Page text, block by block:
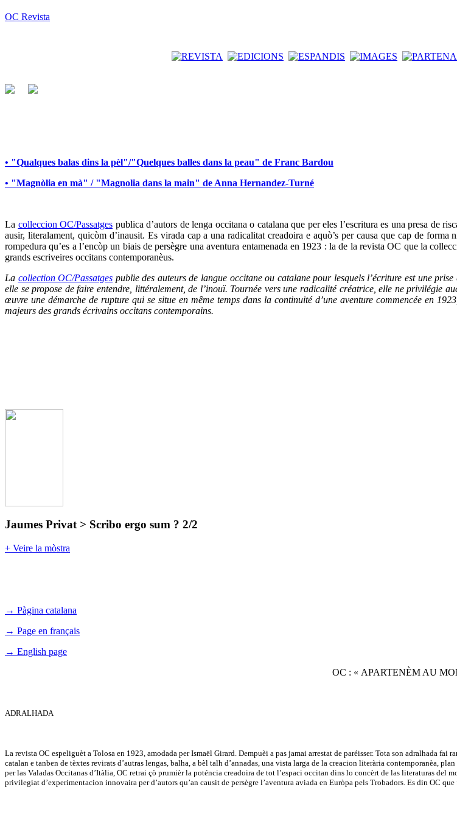
OC Revista
• "Qualques balas dins la pèl"/"Quelques balles dans la peau" de Franc Bardou
• "Magnòlia en mà" / "Magnolia dans la main" de Anna Hernandez-Turné
La colleccion OC/Passatges publica d’autors de lenga occitana o catalana que per eles l’escritura es una presa de
ausir, literalament, quicòm d’inausit. Es virada cap a una radicalitat creadoira e aquò’s per causa que cap de
rompedura qu’es a l’encòp un biais de persègre una aventura entamenada en 1923 : la de la revista OC que la
grands escriveires occitans contemporanèus.
La collection OC/Passatges publie des auteurs de langue occitane ou catalane pour lesquels l’écriture est une
elle se propose de faire entendre, littéralement, de l’inouï. Tournée vers une radicalité créatrice, elle ne privilégie
œuvre une démarche de rupture qui se situe en même temps dans la continuité d’une aventure commencée en
majeurs des grands écrivains occitans contemporains.
Jaumes Privat > Scribo ergo sum ? 2/2
+ Veire la mòstra
→ Pàgina catalana
→ Page en français
→ English page
OC : « APARTENÈM AU
ADRALHADA
La revista OC espeliguèt a Tolosa en 1923, amodada per Ismaël Girard. Dempuèi a pas jamai arrestat de paréisser. Tota son adralhada
catalan e tanben de tèxtes revirats d’autras lengas, balha, a bèl talh d’annadas, una vista larga de la creacion literària contemporanèa,
per las Valadas Occitanas d’Itàlia, OC retrai çò prumièr la poténcia creadoira de tot l’espaci occitan dins lo concèrt de las literaturas del
privilegiat d’experimentacion innovaira per d’autors qu’an causit de persègre l’aventura aviada en Euròpa pels Trobadors. Es din OC